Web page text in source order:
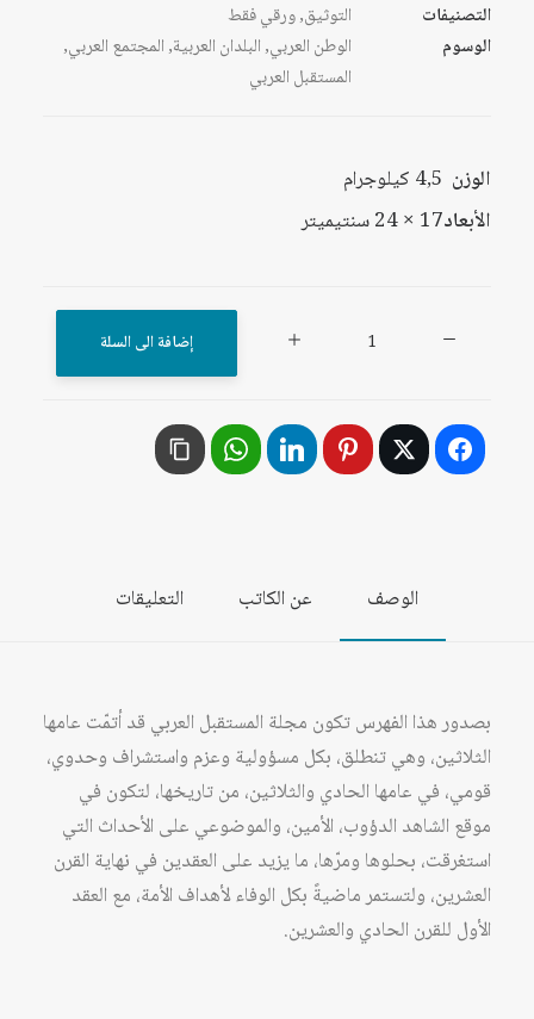
التصنيفات التوثيق,ورقي فقط
الوسوم
الوطن العربي,البلدان العربية,المجتمع العربي,
المستقبل العربي
الوزن 4,5 كيلوجرام
الأبعاد17 × 24 سنتيميتر
المستقبل
العربي
مايو
1978
-
نيسان/
أبريل
2008
الأعداد:
إضافة الى السلة
الوصف عن الكاتب التعليقات
بصدور هذا الفهرس تكون مجلة المستقبل العربي قد أتمّت عامها
الثلاثين، وهي تنطلق، بكل مسؤولية وعزم واستشراف وحدوي،
قومي، في عامها الحادي والثلاثين، من تاريخها، لتكون في
موقع الشاهد الدؤوب، الأمين، والموضوعي على الأحداث التي
استغرقت، بحلوها ومرّها، ما يزيد على العقدين في نهاية القرن
العشرين، ولتستمر ماضيةً بكل الوفاء لأهداف الأمة، مع العقد
الأول للقرن الحادي والعشرين.